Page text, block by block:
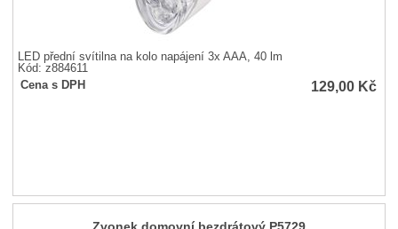
LED přední svítilna na kolo napájení 3x AAA, 40 lm
Kód: z884611
Cena s DPH
129,00 Kč